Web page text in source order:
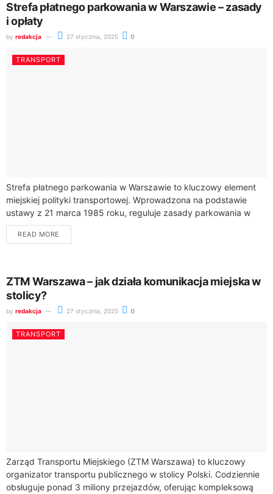
Strefa płatnego parkowania w Warszawie – zasady
i opłaty
by redakcja 27 stycznia, 2025 0
TRANSPORT
Strefa płatnego parkowania w Warszawie to kluczowy element
miejskiej polityki transportowej. Wprowadzona na podstawie
ustawy z 21 marca 1985 roku, reguluje zasady parkowania w
centrum miasta, zapewniając efektywne wykorzystanie
przestrzeni...
READ MORE
ZTM Warszawa – jak działa komunikacja miejska w
stolicy?
by redakcja 27 stycznia, 2025 0
TRANSPORT
Zarząd Transportu Miejskiego (ZTM Warszawa) to kluczowy
organizator transportu publicznego w stolicy Polski. Codziennie
obsługuje ponad 3 miliony przejazdów, oferując kompleksową